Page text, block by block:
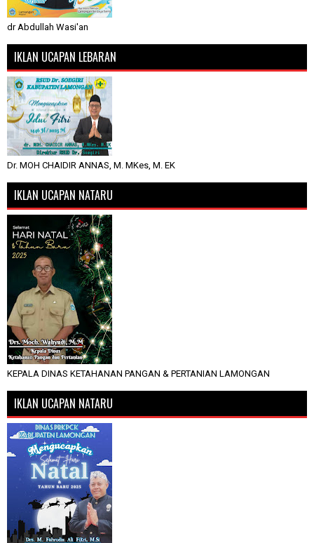
dr Abdullah Wasi'an
IKLAN UCAPAN LEBARAN
Dr. MOH CHAIDIR ANNAS, M. MKes, M. EK
IKLAN UCAPAN NATARU
KEPALA DINAS KETAHANAN PANGAN & PERTANIAN LAMONGAN
IKLAN UCAPAN NATARU